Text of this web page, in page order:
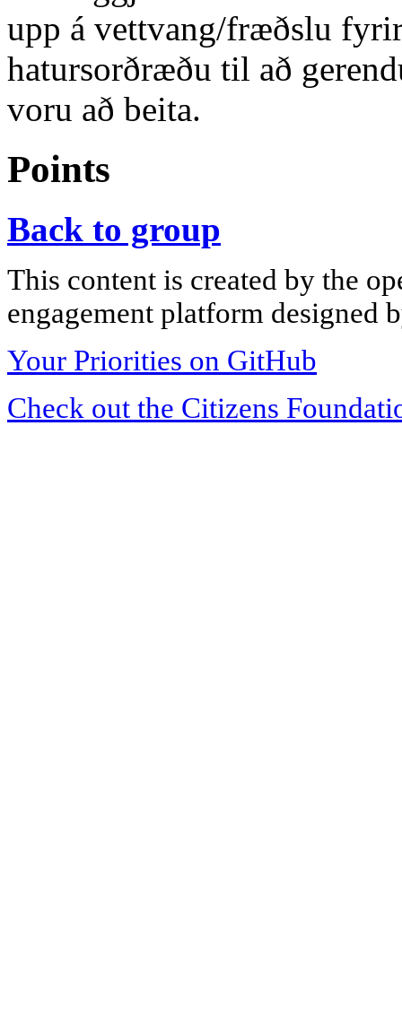
upp á vettvang/fræðslu
hatursorðræðu til að
voru að beita.
Points
Back to group
This content is created by the
engagement platform designed
Your Priorities on GitHub
Check out the Citizens